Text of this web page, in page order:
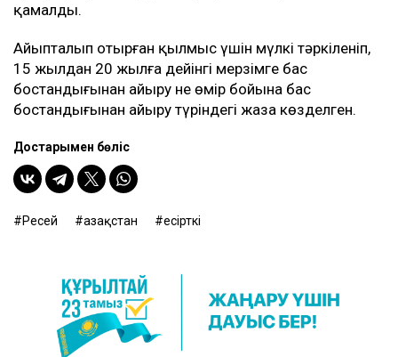
қамалды.
Айыпталып отырған қылмыс үшін мүлкі тәркіленіп,
15 жылдан 20 жылға дейінгі мерзімге бас
бостандығынан айыру не өмір бойына бас
бостандығынан айыру түріндегі жаза көзделген.
Достарыңмен бөліс
Ресей Қазақстан есірткі